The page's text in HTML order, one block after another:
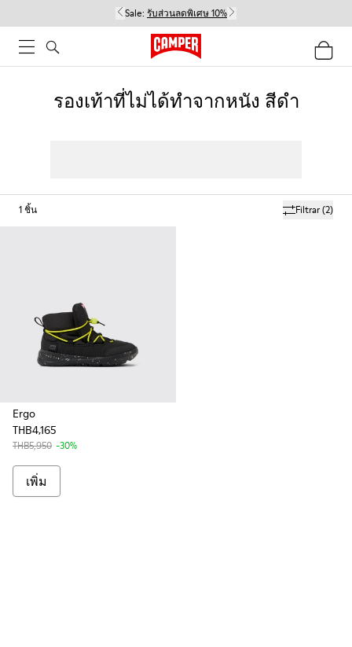
Sale: รับส่วนลดพิเศษ 10%
รองเท้าที่ไม่ได้ทำจากหนัง สีดำ
Filtrar(2)
1ชิ้น
Ergo
THB4,165
THB5,950 -30%
เพิ่ม